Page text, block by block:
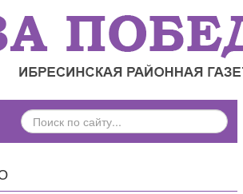
ПОИСК
ПО